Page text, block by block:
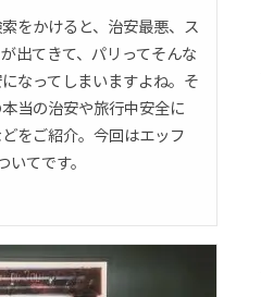
をかけると、治安最悪、ス
出てきて、パリってそんな
なってしまいますよね。そ
当の治安や旅行中安全に
をご紹介。今回はエッフ
てです。